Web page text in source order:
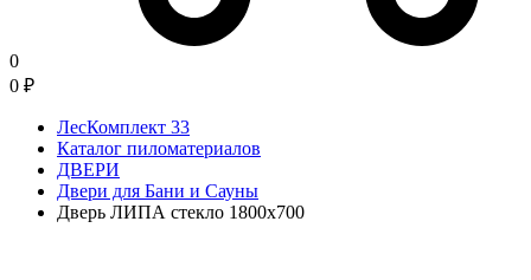
0
0 ₽
ЛесКомплект 33
Каталог пиломатериалов
ДВЕРИ
Двери для Бани и Сауны
Дверь ЛИПА стекло 1800х700